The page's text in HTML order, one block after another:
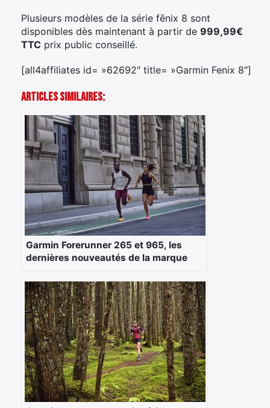
Plusieurs modèles de la série fēnix 8 sont
disponibles dès maintenant à partir de 999,99€
TTC prix public conseillé.
[all4affiliates id= »62692″ title= »Garmin Fenix 8″]
Articles Similaires:
Garmin Forerunner 265 et 965, les
dernières nouveautés de la marque